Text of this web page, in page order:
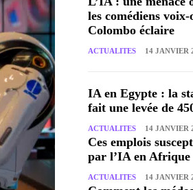
les comédiens
Colombo éclaire
ACTUALITES 14 JANVIER
IA en Egypte : la
fait une levée de
ACTUALITES 14 JANVIER
Ces emplois
par l’IA en Afrique
ACTUALITES 14 JANVIER